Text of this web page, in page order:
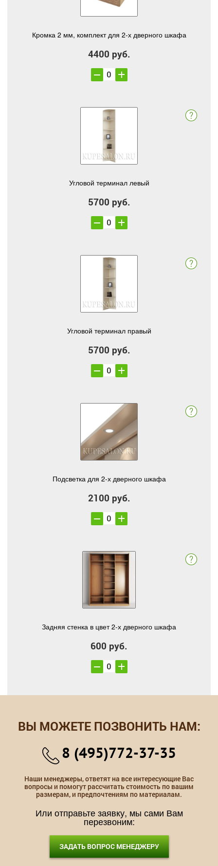
Кромка 2 мм, комплект для 2-х дверного шкафа
4400 руб.
Угловой терминал левый
5700 руб.
Угловой терминал правый
5700 руб.
Подсветка для 2-х дверного шкафа
2100 руб.
Задняя стенка в цвет 2-х дверного шкафа
600 руб.
ВЫ МОЖЕТЕ ПОЗВОНИТЬ НАМ:
8 (495)772-37-35
Наши менеджеры, ответят на все интересующие Вас
вопросы и помогут рассчитать стоимость по вашим
размерам, и предпочтениям по материалам.
Или отправьте заявку, мы сами Вам
перезвоним:
ЗАДАТЬ ВОПРОС МЕНЕДЖЕРУ